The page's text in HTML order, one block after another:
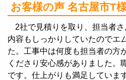
お客様の声 名古屋市T
2社で見積りを取り、担当者
内容もしっかりしていたのでエ
た。工事中は何度も担当者の方
くださり安心感がありました。
です。仕上がりも満足しています